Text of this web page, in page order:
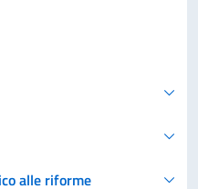
alle riforme